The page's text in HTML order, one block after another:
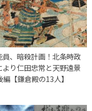
員、暗殺計画！北条時政
より仁田忠常と天野遠景
【鎌倉殿の13人】